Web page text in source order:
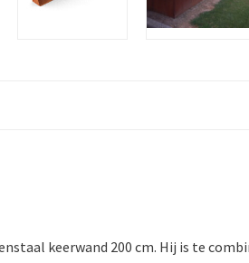
keerwand 200 cm. Hij is te